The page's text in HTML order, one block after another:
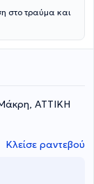
στο τραύμα και
ΑΤΤΙΚΗ
Κλείσε ραντεβού